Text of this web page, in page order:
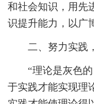
和社会知识，用先
识提升能力，以广
二、努力实践，
“理论是灰色的
于实践才能实现理